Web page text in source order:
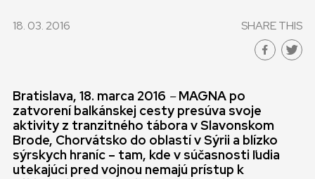
18. 03. 2016 SHARE THIS
Bratislava, 18. marca 2016 –MAGNA po
zatvorení balkánskej cesty presúva svoje
aktivity z tranzitného tábora v Slavonskom
Brode, Chorvátsko do oblastí v Sýrii a blízko
sýrskych hraníc – tam, kde v súčasnosti ľudia
utekajúci pred vojnou nemajú prístup k